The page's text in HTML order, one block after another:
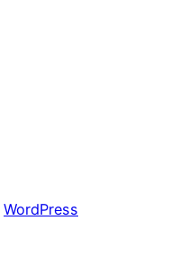
WordPress